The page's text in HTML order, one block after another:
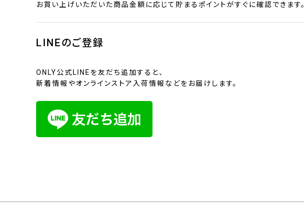
お買い上げいただいた商品金額に応じて貯まるポイントがすぐに確認できます。
LINEのご登録
ONLY公式LINEを友だち追加すると、
新着情報やオンラインストア入荷情報などをお届けします。